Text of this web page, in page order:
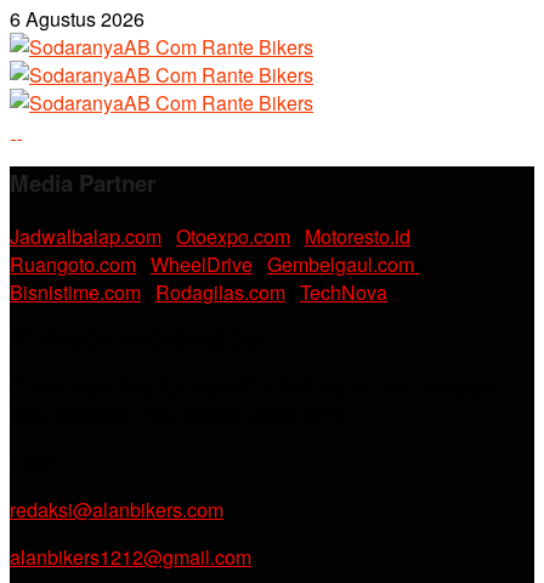
6 Agustus 2026
Media Partner
Jadwalbalap.com Otoexpo.com Motoresto.id
Ruangoto.com WheelDrive Gembelgaul.com
Bisnistime.com Rodagilas.com TechNova
redaksi@alanbikers.com
alanbikers1212@gmail.com